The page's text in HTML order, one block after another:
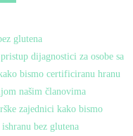
glutena
dijagnostici za osobe sa
bismo certificiranu hranu
našim članovima
zajednici kako bismo
bez glutena